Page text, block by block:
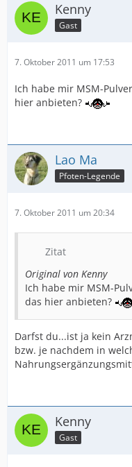
Kenny
Gast
7. Oktober 2011 um 17:53
Ich habe mir MSM-
hier anbieten?
Lao Ma
Pfoten-Legende
7. Oktober 2011 um 20:34
Zitat
Original von Kenny
Ich habe mir MSM-
das hier anbieten?
Darfst du...ist ja kein
bzw. je nachdem in
Kenny
Gast